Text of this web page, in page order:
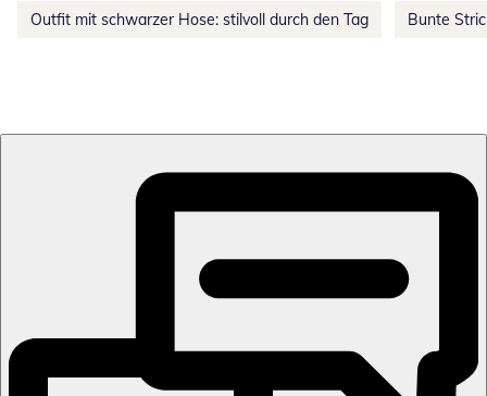
Outfit mit schwarzer Hose: stilvoll durch den Tag Bunte